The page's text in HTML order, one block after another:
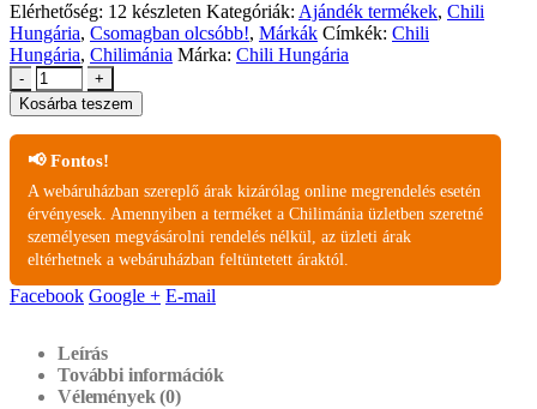
Elérhetőség: 12 készleten Kategóriák: Ajándék termékek, Chili
Hungária, Csomagban olcsóbb!, Márkák Címkék: Chili
Hungária, Chilimánia Márka: Chili Hungária
-
+
Kosárba teszem
📢 Fontos!
A webáruházban szereplő árak kizárólag online megrendelés esetén
érvényesek. Amennyiben a terméket a Chilimánia üzletben szeretné
személyesen megvásárolni rendelés nélkül, az üzleti árak
eltérhetnek a webáruházban feltüntetett áraktól.
Facebook Google + E-mail
Leírás
További információk
Vélemények (0)